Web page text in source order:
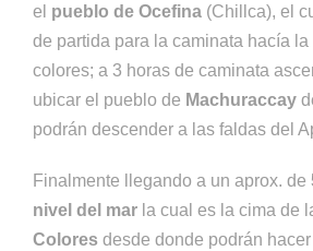
el pueblo de Ocefina (Chillca), el
de partida para la caminata hacía
colores; a 3 horas de caminata
ubicar el pueblo de Machuraccay
podrán descender a las faldas del
Finalmente llegando a un aprox. de
nivel del mar la cual es la cima de
Colores desde donde podrán